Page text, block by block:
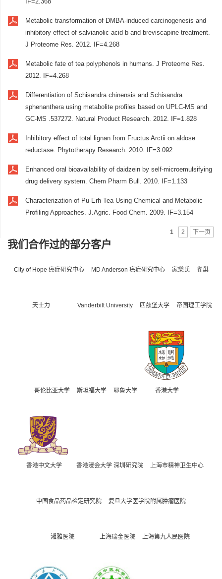
Metabolic transformation of DMBA-induced carcinogenesis and
inhibitory effect of salvianolic acid b and breviscapine treatment.
J Proteome Res. 2012. IF=4.268
Metabolic fate of tea polyphenols in humans. J Proteome Res.
2012. IF=4.268
Differentiation of Schisandra chinensis and Schisandra
sphenanthera using metabolite profiles based on UPLC-MS and
GC-MS .537272. Natural Product Research. 2012. IF=1.828
Inhibitory effect of total lignan from Fructus Arctii on aldose
reductase. Phytotherapy Research. 2010. IF=3.092
Enhanced oral bioavailability of daidzein by self-microemulsifying
drug delivery system. Chem Pharm Bull. 2010. IF=1.133
Characterization of Pu-Erh Tea Using Chemical and Metabolic
Profiling Approaches. J.Agric. Food Chem. 2009. IF=3.154
1 2 下一页
我们合作过的部分客户
City of Hope 癌症研究中心 MD Anderson 癌症研究中心 家樂氏 雀巢
天士力 Vanderbilt University 匹兹堡大学 帝国理工学院
哥伦比亚大学 斯坦福大学 耶鲁大学 香港大学
香港中文大学 香港浸会大学 深圳研究院 上海市精神卫生中心
中国食品药品检定研究院 复旦大学医学院附属肿瘤医院
湘雅医院 上海瑞金医院 上海第九人民医院